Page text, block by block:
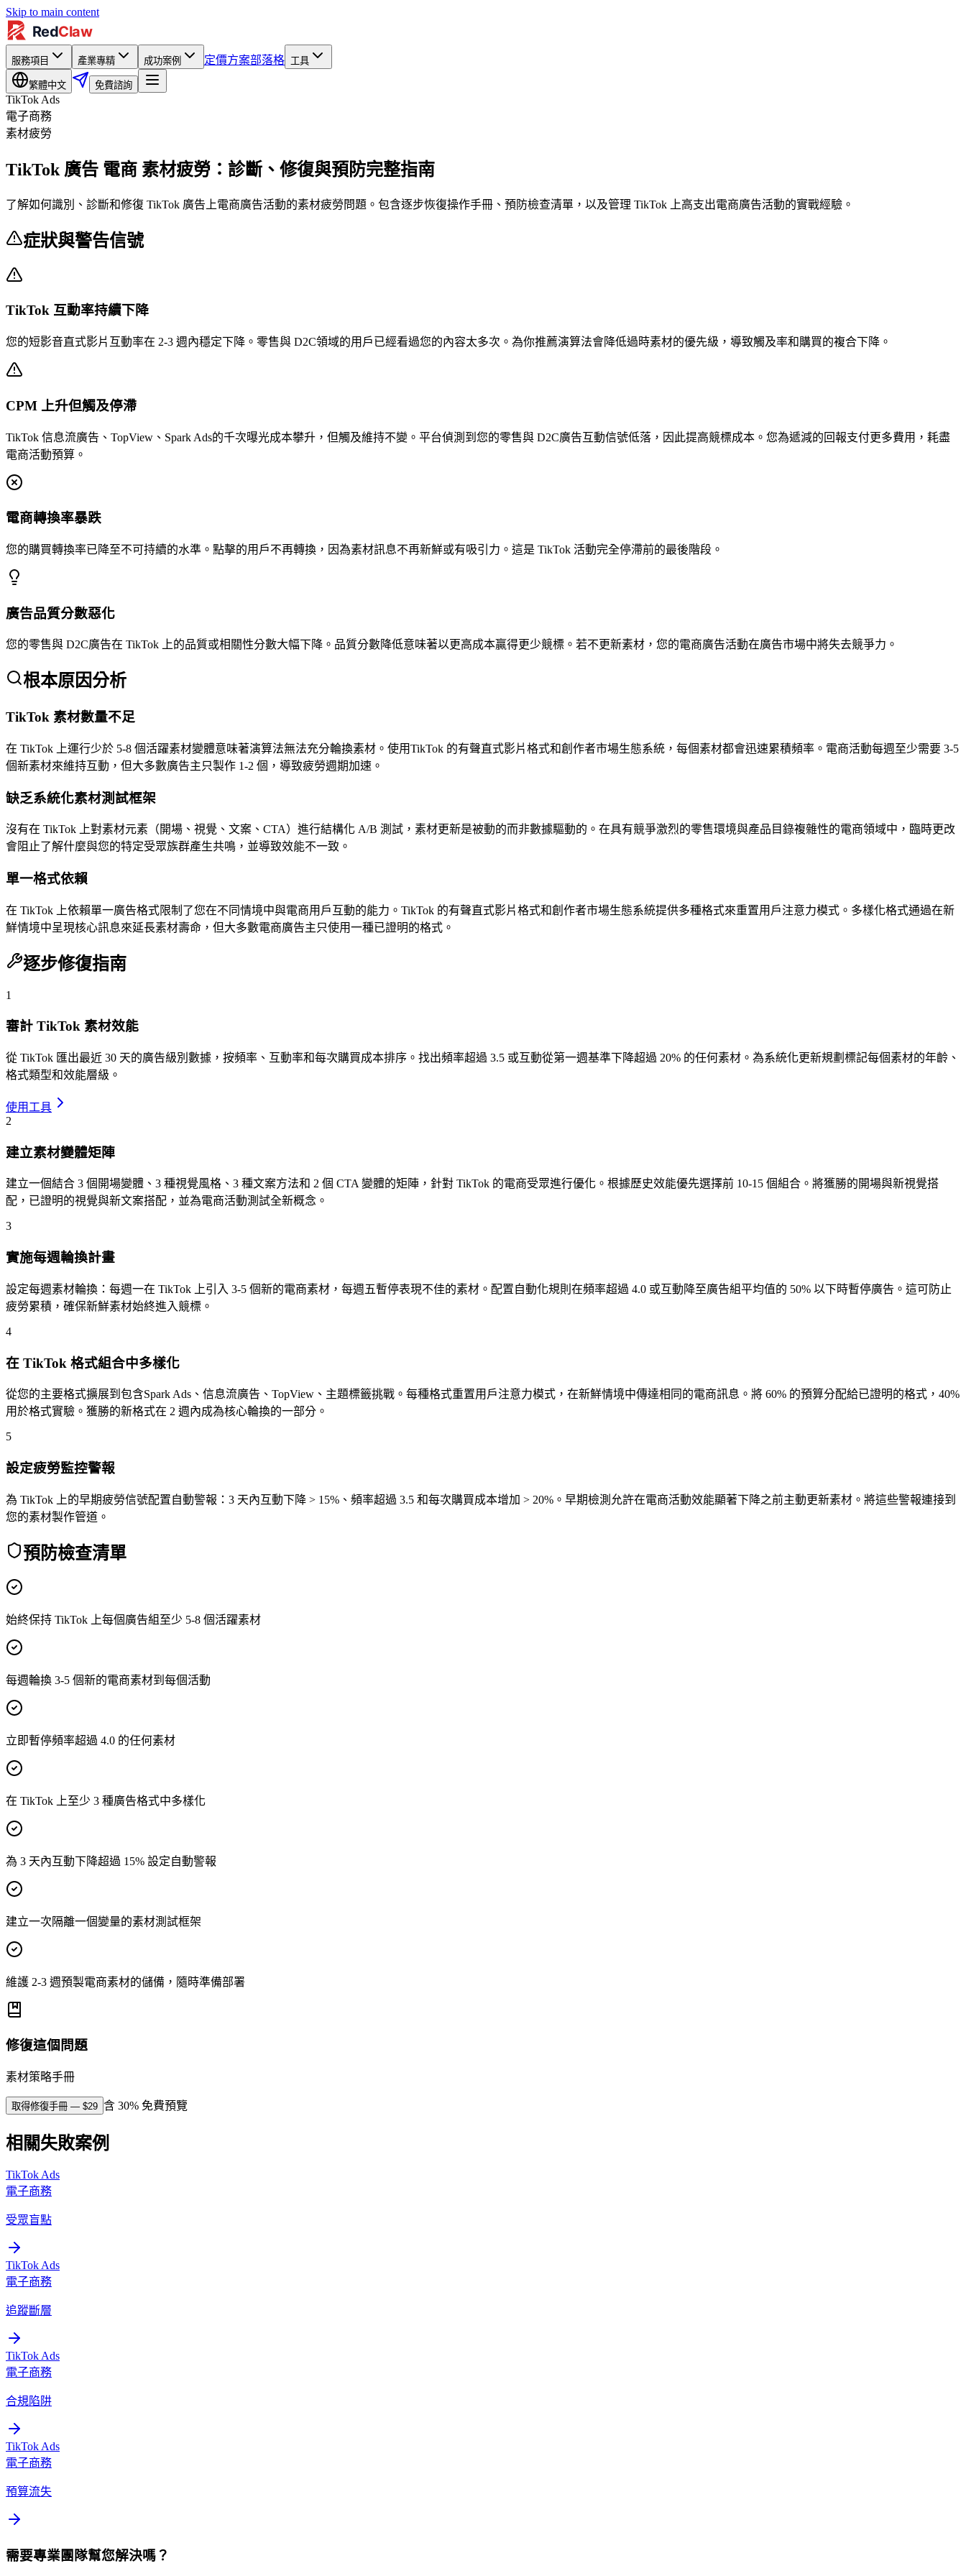
Skip to main content
服務項目 產業專精 成功案例 定價方案部落格 工具
繁體中文 免費諮詢
TikTok Ads
電子商務
素材疲勞
TikTok 廣告 電商 素材疲勞：診斷、修復與預防完整指南
了解如何識別、診斷和修復 TikTok 廣告上電商廣告活動的素材疲勞問題。包含逐步恢復操作手冊、預防檢查清單，以及管理 TikTok 上高支出電商廣告活動的實戰經驗。
症狀與警告信號
TikTok 互動率持續下降
您的短影音直式影片互動率在 2-3 週內穩定下降。零售與 D2C領域的用戶已經看過您的內容太多次。為你推薦演算法會降低過時素材的優先級，導致觸及率和購買的複合下降。
CPM 上升但觸及停滯
TikTok 信息流廣告、TopView、Spark Ads的千次曝光成本攀升，但觸及維持不變。平台偵測到您的零售與 D2C廣告互動信號低落，因此提高競標成本。您為遞減的回報支付更多費用，耗盡
電商活動預算。
電商轉換率暴跌
您的購買轉換率已降至不可持續的水準。點擊的用戶不再轉換，因為素材訊息不再新鮮或有吸引力。這是 TikTok 活動完全停滯前的最後階段。
廣告品質分數惡化
您的零售與 D2C廣告在 TikTok 上的品質或相關性分數大幅下降。品質分數降低意味著以更高成本贏得更少競標。若不更新素材，您的電商廣告活動在廣告市場中將失去競爭力。
根本原因分析
TikTok 素材數量不足
在 TikTok 上運行少於 5-8 個活躍素材變體意味著演算法無法充分輪換素材。使用TikTok 的有聲直式影片格式和創作者市場生態系統，每個素材都會迅速累積頻率。電商活動每週至少需要 3-5
個新素材來維持互動，但大多數廣告主只製作 1-2 個，導致疲勞週期加速。
缺乏系統化素材測試框架
沒有在 TikTok 上對素材元素（開場、視覺、文案、CTA）進行結構化 A/B 測試，素材更新是被動的而非數據驅動的。在具有競爭激烈的零售環境與產品目錄複雜性的電商領域中，臨時更改
會阻止了解什麼與您的特定受眾族群產生共鳴，並導致效能不一致。
單一格式依賴
在 TikTok 上依賴單一廣告格式限制了您在不同情境中與電商用戶互動的能力。TikTok 的有聲直式影片格式和創作者市場生態系統提供多種格式來重置用戶注意力模式。多樣化格式通過在新
鮮情境中呈現核心訊息來延長素材壽命，但大多數電商廣告主只使用一種已證明的格式。
逐步修復指南
1
審計 TikTok 素材效能
從 TikTok 匯出最近 30 天的廣告級別數據，按頻率、互動率和每次購買成本排序。找出頻率超過 3.5 或互動從第一週基準下降超過 20% 的任何素材。為系統化更新規劃標記每個素材的年齡、
格式類型和效能層級。
使用工具
2
建立素材變體矩陣
建立一個結合 3 個開場變體、3 種視覺風格、3 種文案方法和 2 個 CTA 變體的矩陣，針對 TikTok 的電商受眾進行優化。根據歷史效能優先選擇前 10-15 個組合。將獲勝的開場與新視覺搭
配，已證明的視覺與新文案搭配，並為電商活動測試全新概念。
3
實施每週輪換計畫
設定每週素材輪換：每週一在 TikTok 上引入 3-5 個新的電商素材，每週五暫停表現不佳的素材。配置自動化規則在頻率超過 4.0 或互動降至廣告組平均值的 50% 以下時暫停廣告。這可防止
疲勞累積，確保新鮮素材始終進入競標。
4
在 TikTok 格式組合中多樣化
從您的主要格式擴展到包含Spark Ads、信息流廣告、TopView、主題標籤挑戰。每種格式重置用戶注意力模式，在新鮮情境中傳達相同的電商訊息。將 60% 的預算分配給已證明的格式，40%
用於格式實驗。獲勝的新格式在 2 週內成為核心輪換的一部分。
5
設定疲勞監控警報
為 TikTok 上的早期疲勞信號配置自動警報：3 天內互動下降 > 15%、頻率超過 3.5 和每次購買成本增加 > 20%。早期檢測允許在電商活動效能顯著下降之前主動更新素材。將這些警報連接到
您的素材製作管道。
預防檢查清單
始終保持 TikTok 上每個廣告組至少 5-8 個活躍素材
每週輪換 3-5 個新的電商素材到每個活動
立即暫停頻率超過 4.0 的任何素材
在 TikTok 上至少 3 種廣告格式中多樣化
為 3 天內互動下降超過 15% 設定自動警報
建立一次隔離一個變量的素材測試框架
維護 2-3 週預製電商素材的儲備，隨時準備部署
修復這個問題
素材策略手冊
取得修復手冊 — $29 含 30% 免費預覽
相關失敗案例
TikTok Ads
電子商務
受眾盲點
TikTok Ads
電子商務
追蹤斷層
TikTok Ads
電子商務
合規陷阱
TikTok Ads
電子商務
預算流失
需要專業團隊幫您解決嗎？